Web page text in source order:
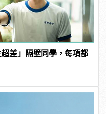
差」隔壁同學，每項都